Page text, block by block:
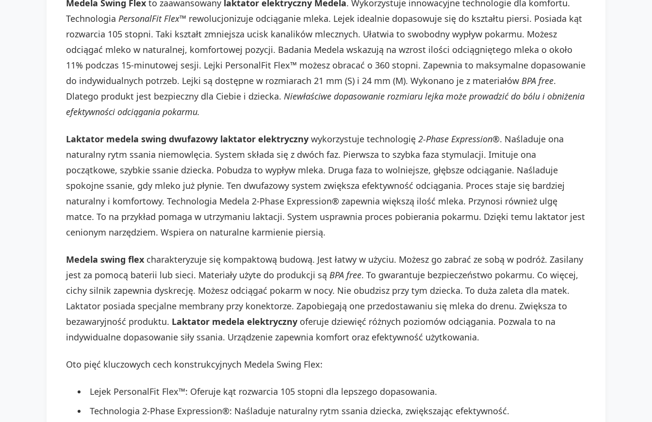
Medela Swing Flex to zaawansowany laktator elektryczny Medela. Wykorzystuje innowacyjne technologie dla komfortu.
Technologia PersonalFit Flex™ rewolucjonizuje odciąganie mleka. Lejek idealnie dopasowuje się do kształtu piersi. Posiada kąt
rozwarcia 105 stopni. Taki kształt zmniejsza ucisk kanalików mlecznych. Ułatwia to swobodny wypływ pokarmu. Możesz
odciągać mleko w naturalnej, komfortowej pozycji. Badania Medela wskazują na wzrost ilości odciągniętego mleka o około
11% podczas 15-minutowej sesji. Lejki PersonalFit Flex™ możesz obracać o 360 stopni. Zapewnia to maksymalne dopasowanie
do indywidualnych potrzeb. Lejki są dostępne w rozmiarach 21 mm (S) i 24 mm (M). Wykonano je z materiałów BPA free.
Dlatego produkt jest bezpieczny dla Ciebie i dziecka. Niewłaściwe dopasowanie rozmiaru lejka może prowadzić do bólu i obniżenia
efektywności odciągania pokarmu.
Laktator medela swing dwufazowy laktator elektryczny wykorzystuje technologię 2-Phase Expression®. Naśladuje ona
naturalny rytm ssania niemowlęcia. System składa się z dwóch faz. Pierwsza to szybka faza stymulacji. Imituje ona
początkowe, szybkie ssanie dziecka. Pobudza to wypływ mleka. Druga faza to wolniejsze, głębsze odciąganie. Naśladuje
spokojne ssanie, gdy mleko już płynie. Ten dwufazowy system zwiększa efektywność odciągania. Proces staje się bardziej
naturalny i komfortowy. Technologia Medela 2-Phase Expression® zapewnia większą ilość mleka. Przynosi również ulgę
matce. To na przykład pomaga w utrzymaniu laktacji. System usprawnia proces pobierania pokarmu. Dzięki temu laktator jest
cenionym narzędziem. Wspiera on naturalne karmienie piersią.
Medela swing flex charakteryzuje się kompaktową budową. Jest łatwy w użyciu. Możesz go zabrać ze sobą w podróż. Zasilany
jest za pomocą baterii lub sieci. Materiały użyte do produkcji są BPA free. To gwarantuje bezpieczeństwo pokarmu. Co więcej,
cichy silnik zapewnia dyskrecję. Możesz odciągać pokarm w nocy. Nie obudzisz przy tym dziecka. To duża zaleta dla matek.
Laktator posiada specjalne membrany przy konektorze. Zapobiegają one przedostawaniu się mleka do drenu. Zwiększa to
bezawaryjność produktu. Laktator medela elektryczny oferuje dziewięć różnych poziomów odciągania. Pozwala to na
indywidualne dopasowanie siły ssania. Urządzenie zapewnia komfort oraz efektywność użytkowania.
Oto pięć kluczowych cech konstrukcyjnych Medela Swing Flex:
Lejek PersonalFit Flex™: Oferuje kąt rozwarcia 105 stopni dla lepszego dopasowania.
Technologia 2-Phase Expression®: Naśladuje naturalny rytm ssania dziecka, zwiększając efektywność.